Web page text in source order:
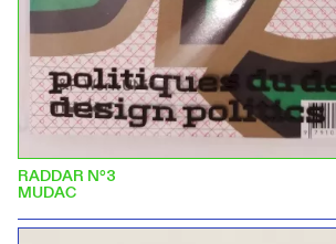
RADDAR N°3
MUDAC